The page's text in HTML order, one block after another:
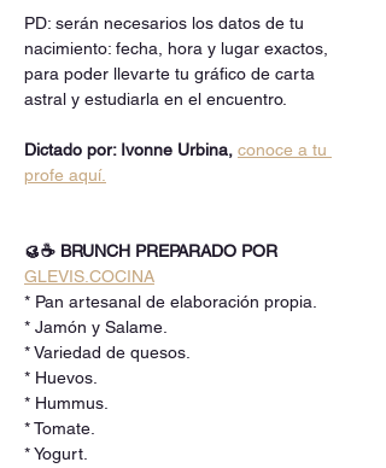
PD: serán necesarios los datos de tu
nacimiento: fecha, hora y lugar exactos,
para poder llevarte tu gráfico de carta
astral y estudiarla en el encuentro.
Dictado por: Ivonne Urbina, conoce a tu
profe aquí.
🥮☕ BRUNCH PREPARADO POR
GLEVIS.COCINA
* Pan artesanal de elaboración propia.
* Jamón y Salame.
* Variedad de quesos.
* Huevos.
* Hummus.
* Tomate.
* Yogurt.